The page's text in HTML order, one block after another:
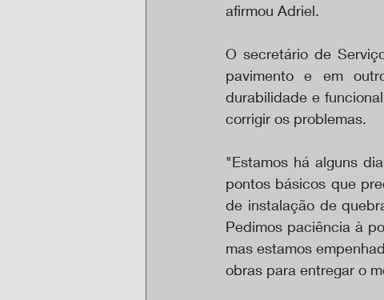
afirmou Adriel.
O secretário de
pavimento e em
durabilidade e
corrigir os problemas.
"Estamos há alguns
pontos básicos que
de instalação de
Pedimos paciência à
mas estamos
obras para entregar o